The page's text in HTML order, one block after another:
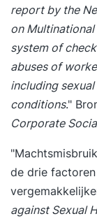
report by the
on
system of
abuses of
including
conditions."
Corporate
de drie
against Sexual